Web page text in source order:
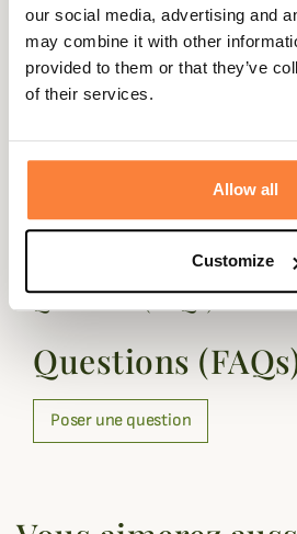
our social media, advertising and
may combine it with other
provided to them or that they’ve
of their services.
Allow all
Customize
Fiche technique
Composition 100% Coton
Coloris
Matière Coton
Homme
Questions (FAQs)
Questions
Poser une question